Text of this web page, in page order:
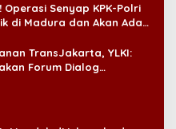
Operasi Senyap KPK-Polri
di Madura dan Akan Ada
TransJakarta, YLKI:
Forum Dialog